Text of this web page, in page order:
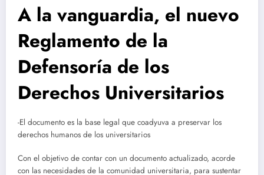
A la vanguardia, el nuevo
Reglamento de la
Defensoría de los
Derechos Universitarios
-El documento es la base legal que coadyuva a preservar los
derechos humanos de los universitarios
Con el objetivo de contar con un documento actualizado, acorde
con las necesidades de la comunidad universitaria, para sustentar